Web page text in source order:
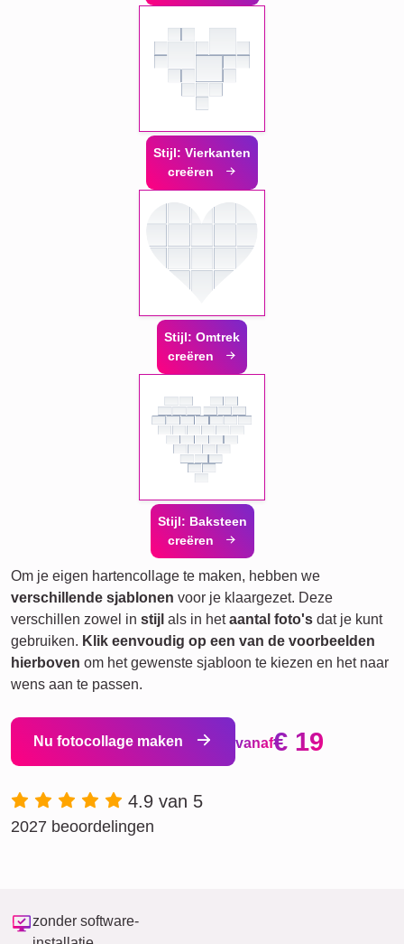
Stijl: Vierkanten
creëren
Stijl: Omtrek
creëren
Stijl: Baksteen
creëren
Om je eigen hartencollage te maken, hebben we
verschillende sjablonen voor je klaargezet. Deze
verschillen zowel in stijl als in hetaantal foto's dat je kunt
gebruiken. Klik eenvoudig op een van de voorbeelden
hierboven om het gewenste sjabloon te kiezen en het naar
wens aan te passen.
Nu fotocollage maken vanaf€ 19
4.9 van 5
2027 beoordelingen
zonder software-